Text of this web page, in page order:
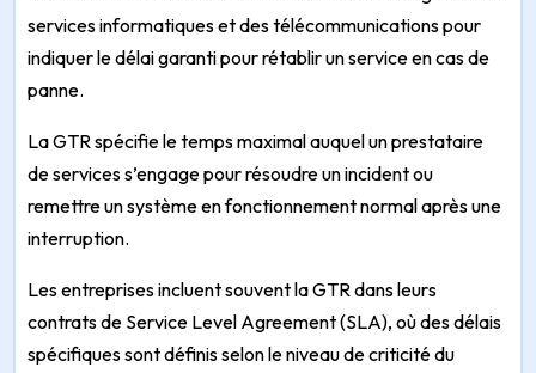
services informatiques et des télécommunications pour
indiquer le délai garanti pour rétablir un service en cas de
panne.
La GTR spécifie le temps maximal auquel un prestataire
de services s’engage pour résoudre un incident ou
remettre un système en fonctionnement normal après une
interruption.
Les entreprises incluent souvent la GTR dans leurs
contrats de Service Level Agreement (SLA), où des délais
spécifiques sont définis selon le niveau de criticité du